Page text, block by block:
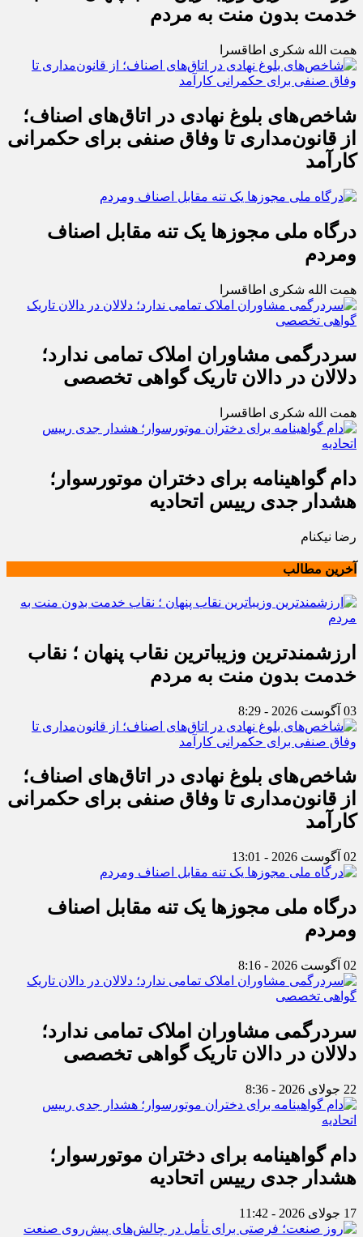
خدمت بدون منت به مردم
همت الله شکری اطاقسرا
شاخص‌های بلوغ نهادی در اتاق‌های اصناف؛
از قانون‌مداری تا وفاق صنفی برای حکمرانی
کارآمد
درگاه ملی مجوزها یک تنه مقابل اصناف
ومردم
همت الله شکری اطاقسرا
سردرگمی مشاوران املاک تمامی ندارد؛
دلالان در دالان تاریک گواهی تخصصی
همت الله شکری اطاقسرا
دام گواهینامه برای دختران موتورسوار؛
هشدار جدی رییس اتحادیه
رضا نیکنام
آخرین مطالب
ارزشمندترین وزیباترین نقاب پنهان ؛ نقاب
خدمت بدون منت به مردم
03 آگوست 2026 - 8:29
شاخص‌های بلوغ نهادی در اتاق‌های اصناف؛
از قانون‌مداری تا وفاق صنفی برای حکمرانی
کارآمد
02 آگوست 2026 - 13:01
درگاه ملی مجوزها یک تنه مقابل اصناف
ومردم
02 آگوست 2026 - 8:16
سردرگمی مشاوران املاک تمامی ندارد؛
دلالان در دالان تاریک گواهی تخصصی
22 جولای 2026 - 8:36
دام گواهینامه برای دختران موتورسوار؛
هشدار جدی رییس اتحادیه
17 جولای 2026 - 11:42